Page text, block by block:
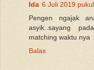
Ida 6 Juli 2019
Pengen ngajak
asyik..sayang
matching waktu nya
Balas